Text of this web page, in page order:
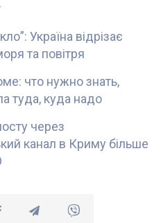
Україна відрізає
та повітря
что нужно знать,
туда, куда надо
через
канал в Криму більше